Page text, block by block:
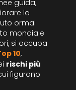
guida,
la
ormai
mondiale
si occupa
10,
rischi più
figurano